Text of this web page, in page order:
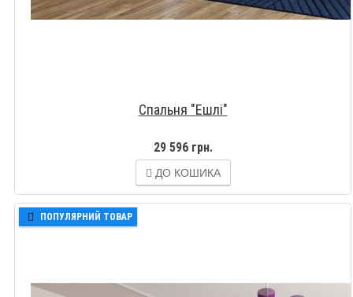
Спальня "Ешлі"
29 596 грн.
ДО КОШИКА
ПОПУЛЯРНИЙ ТОВАР